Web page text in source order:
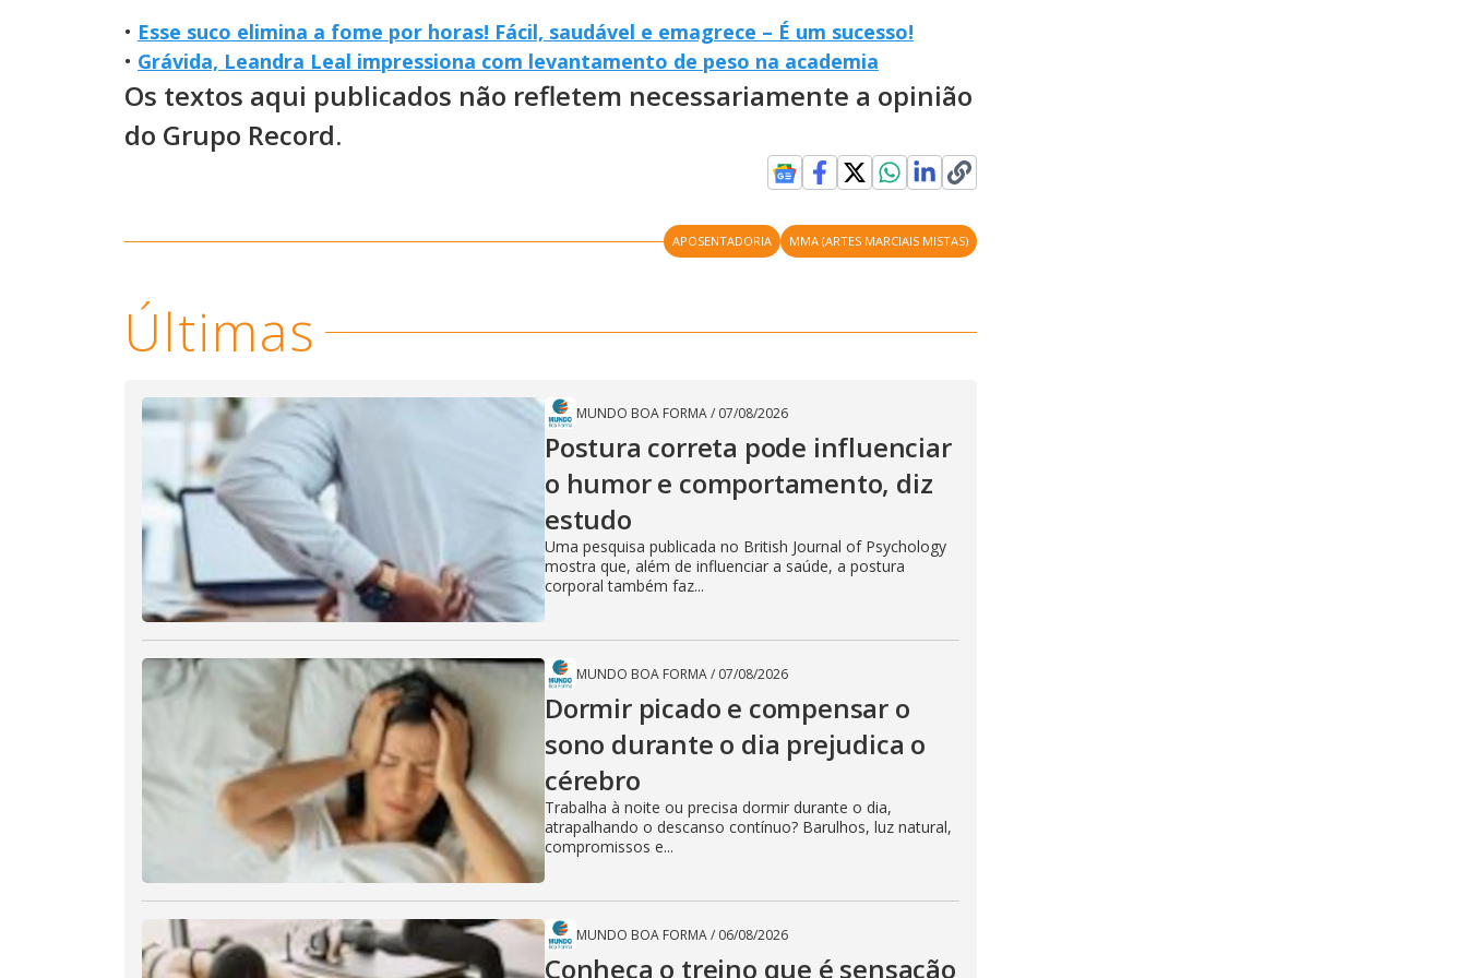
• Esse suco elimina a fome por horas! Fácil, saudável e emagrece – É um sucesso!
• Grávida, Leandra Leal impressiona com levantamento de peso na academia
Os textos aqui publicados não refletem necessariamente a opinião
do Grupo Record.
APOSENTADORIA MMA (ARTES MARCIAIS MISTAS)
Últimas
MUNDO BOA FORMA/ 07/08/2026
Postura correta pode influenciar
o humor e comportamento, diz
estudo
Uma pesquisa publicada no British Journal of Psychology
mostra que, além de influenciar a saúde, a postura
corporal também faz...
MUNDO BOA FORMA/ 07/08/2026
Dormir picado e compensar o
sono durante o dia prejudica o
cérebro
Trabalha à noite ou precisa dormir durante o dia,
atrapalhando o descanso contínuo? Barulhos, luz natural,
compromissos e...
MUNDO BOA FORMA/ 06/08/2026
Conheça o treino que é sensação